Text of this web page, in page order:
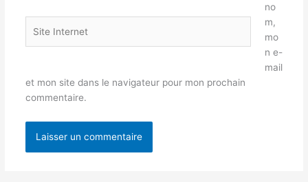
Internet
no
m,
mo
n e-
mail
et mon site dans le navigateur pour mon prochain
commentaire.